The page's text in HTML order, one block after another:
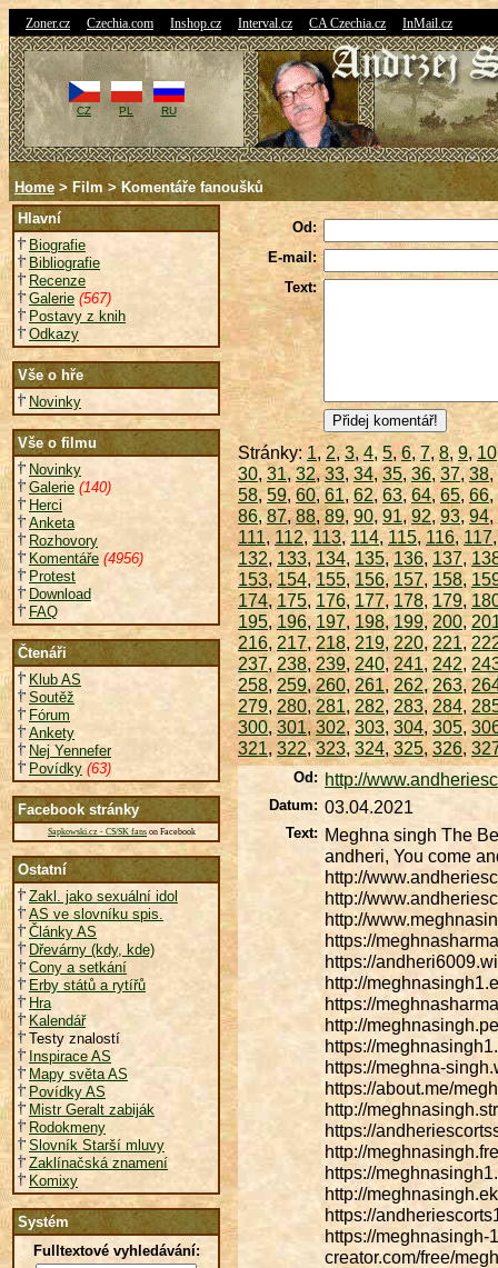
Zoner.cz Czechia.com Inshop.cz Interval.cz CA Czechia.cz InMail.cz
CZ PL RU
Home > Film > Komentáře fanoušků
Hlavní
Biografie
Bibliografie
Recenze
Galerie (567)
Postavy z knih
Odkazy
Vše o hře
Novinky
Vše o filmu
Novinky
Galerie (140)
Herci
Anketa
Rozhovory
Komentáře (4956)
Protest
Download
FAQ
Čtenáři
Klub AS
Soutěž
Fórum
Ankety
Nej Yennefer
Povídky (63)
Facebook stránky
Sapkowski.cz - CS/SK fans on Facebook
Ostatní
Zakl. jako sexuální idol
AS ve slovníku spis.
Články AS
Dřevárny (kdy, kde)
Cony a setkání
Erby států a rytířů
Hra
Kalendář
Testy znalostí
Inspirace AS
Mapy světa AS
Povídky AS
Mistr Geralt zabiják
Rodokmeny
Slovník Starší mluvy
Zaklínačská znamení
Komixy
Systém
Fulltextové vyhledávání:
Od:
E-mail:
Text:
Stránky: 1,2, 3, 4, 5,6,7, 8, 9, 10
30, 31,32,33, 34,35, 36, 37,38,
58,59,60,61, 62,63,64, 65, 66,
86,87,88,89,90, 91,92,93, 94,
111, 112,113, 114,115,116,117
132,133, 134, 135,136,137,
153,154,155, 156,157, 158,
174,175, 176, 177, 178,179,
195,196, 197, 198,199, 200,
216, 217,218, 219,220,221,
237, 238,239, 240,241,242,
258,259,260, 261,262,263,
279, 280,281,282,283, 284,
300, 301,302,303, 304,305,
321, 322,323, 324,325, 326,
Od: http://
Datum: 03.04.2021
Text: Meghna singh The
andheri, You come
http://
http://
http://
https://
https://
http://
https://
http://
https://
https://meghna-
https://about.me/
http://
https://
http://
https://
http://
https://
https://meghnasingh-
creator.com/free/